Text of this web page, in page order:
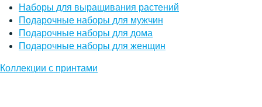
Наборы для выращивания растений
Подарочные наборы для мужчин
Подарочные наборы для дома
Подарочные наборы для женщин
Коллекции с принтами